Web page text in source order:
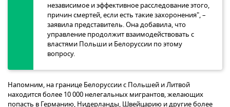
независимое и эффективное расследование этого,
причин смертей, если есть такие захоронения", –
заявила представитель. Она добавила, что
управление продолжит взаимодействовать с
властями Польши и Белоруссии по этому
вопросу.
Напомним, на границе Белоруссии с Польшей и Литвой
находится более 10 000 нелегальных мигрантов, желающих
попасть в Германию, Нидерланды, Швейцарию и другие более